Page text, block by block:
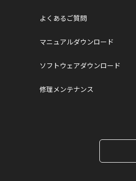
よくあるご質問
マニュアルダウンロード
ソフトウェアダウンロード
修理メンテナンス